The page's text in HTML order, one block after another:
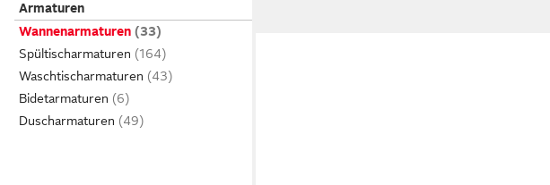
Armaturen
Wannenarmaturen
Spültischarmaturen
Waschtischarmaturen
Bidetarmaturen
Duscharmaturen